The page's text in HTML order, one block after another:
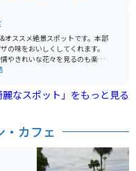
オススメ絶景スポットです。本部
の味をおいしくしてくれます。
やきれいな花々を見るのも楽し
ダ、本部産アセロラジュース、
麗なスポット」をもっと見る
・カフェ